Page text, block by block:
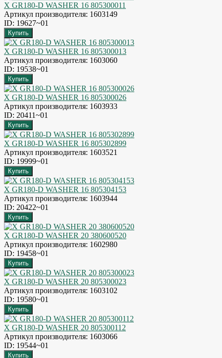
X GR180-D WASHER 16 805300011
Артикул производителя: 1603149
ID: 19627~01
X GR180-D WASHER 16 805300013
Артикул производителя: 1603060
ID: 19538~01
X GR180-D WASHER 16 805300026
Артикул производителя: 1603933
ID: 20411~01
X GR180-D WASHER 16 805302899
Артикул производителя: 1603521
ID: 19999~01
X GR180-D WASHER 16 805304153
Артикул производителя: 1603944
ID: 20422~01
X GR180-D WASHER 20 380600520
Артикул производителя: 1602980
ID: 19458~01
X GR180-D WASHER 20 805300023
Артикул производителя: 1603102
ID: 19580~01
X GR180-D WASHER 20 805300112
Артикул производителя: 1603066
ID: 19544~01